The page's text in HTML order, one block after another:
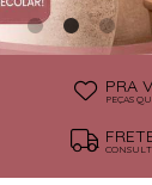
PRA
PEÇAS